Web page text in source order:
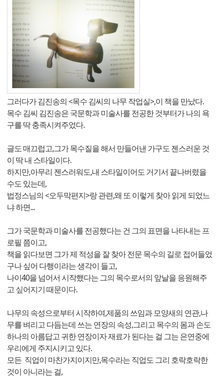
그러다가 김진송의 <목수 김씨의 나무 작업실>,이 책을 만났다.
목수 김씨 김진송은 국문학과 미술사를 전공한 것부터가 나의 욕
구를 딱 충족시켜주었다.
글도 매끄럽고,그가 목수질을 해서 만들어낸 가구도 젠스러운 것
이 딱 내 스타일이다.
하지만,아무리 젠스러워도,내 스타일이어도 거기서 끝나버렸을
수도 있는데,
법정스님의 <오두막편지>랑 관련,왜 또 이렇게 찾아 읽게 되었느
냐 하면...
그가 국문학과 미술사를 전공했다는 건 그의 표면을 나타내는 프
로필 쯤이고,
책을 읽다보면 그가 제 적성을 잘 찾아 전문 목수의 길로 접어들었
구나 싶어 다행이라는 생각이 들고,
나이40을 넘어서 시작했다는 그의 목수로서의 앞날을 응원해주
고 싶어지기 때문이다.
나무의 속성으로부터 시작하여,제품의 쓰임과 모양새의 연관,나
무를 벼리고 다듬는데 쓰는 연장의 속성,그리고 목수의 몸과 손도
하나의 아름답고 귀한 연장이자 재료가 된다는 걸 그는 은연중에
우리에게 주지시키고 있다.
모든 직업이 마찬가지이지만,목수라는 직업도 그리 호락호락한
것이 아니라는 걸,